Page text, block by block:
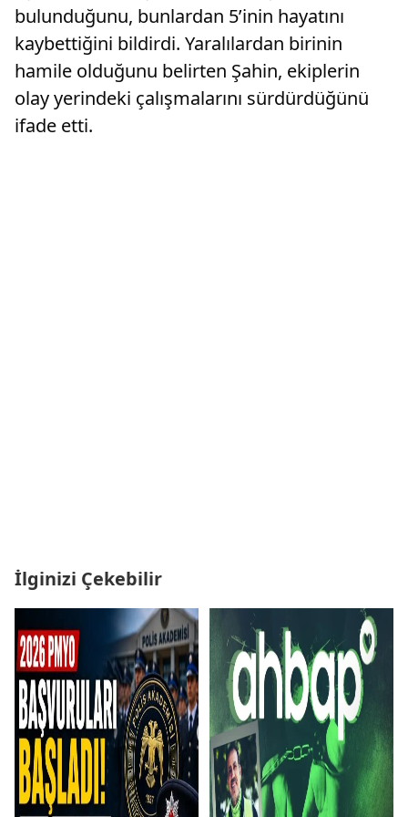
bulunduğunu, bunlardan 5’inin hayatını
kaybettiğini bildirdi. Yaralılardan birinin
hamile olduğunu belirten Şahin, ekiplerin
olay yerindeki çalışmalarını sürdürdüğünü
ifade etti.
İlginizi Çekebilir